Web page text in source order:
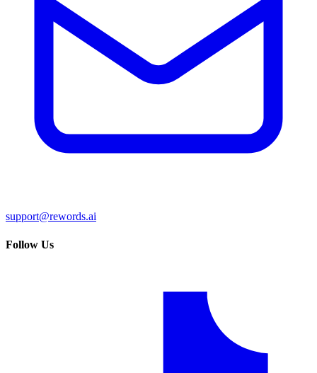
support@rewords.ai
Follow Us